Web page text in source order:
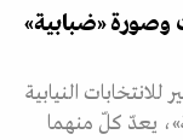
وصورة «ضبابية»
النيابية
يعدّ كلّ منهما